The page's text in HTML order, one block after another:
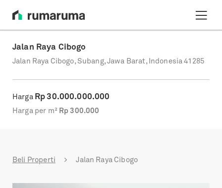
Jalan Raya Cibogo
Jalan Raya Cibogo, Subang, Jawa Barat, Indonesia 41285
Harga Rp 30.000.000.000
Harga per m² Rp 300.000
Beli Properti Jalan Raya Cibogo